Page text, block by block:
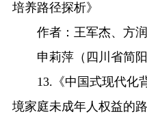
培养路径探析》
作者：王军杰、方润
申莉萍（四川省简阳
13.《中国式现代化
境家庭未成年人权益的路